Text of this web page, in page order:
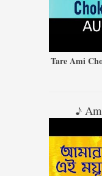
Tare Ami
♪